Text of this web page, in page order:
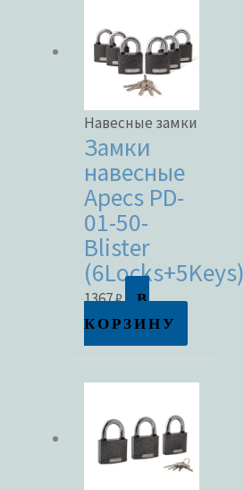
Навесные замки
Замки
навесные
Apecs PD-
01-50-
Blister
(6Locks+5Keys)
1367₽
В
КОРЗИНУ